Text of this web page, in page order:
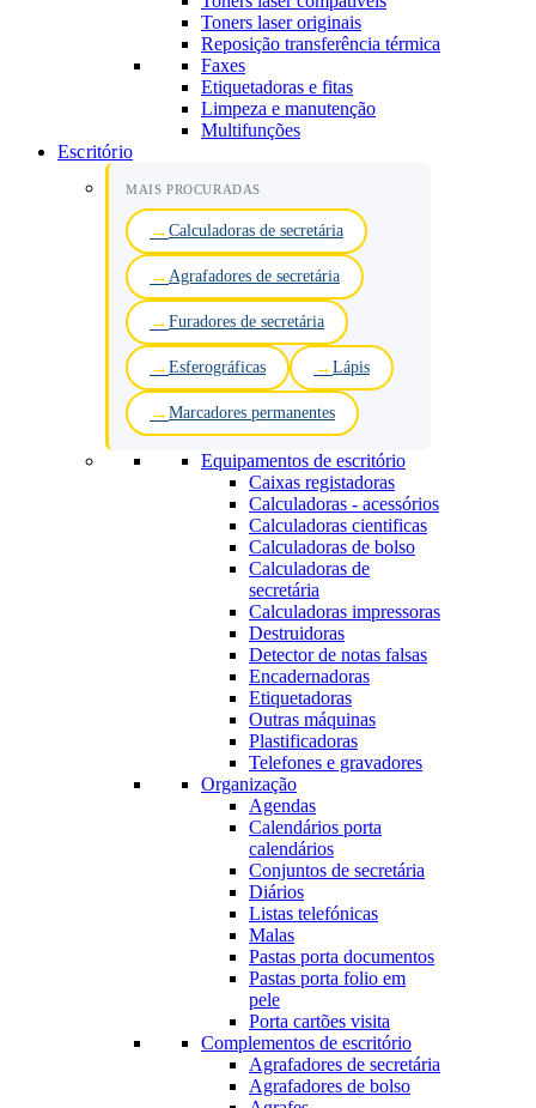
Toners laser originais
Reposição transferência térmica
Faxes
Etiquetadoras e fitas
Limpeza e manutenção
Multifunções
Escritório
MAIS PROCURADAS
Calculadoras de secretária
Agrafadores de secretária
Furadores de secretária
Esferográficas Lápis
Marcadores permanentes
Equipamentos de escritório
Caixas registadoras
Calculadoras - acessórios
Calculadoras cientificas
Calculadoras de bolso
Calculadoras de
secretária
Calculadoras impressoras
Destruidoras
Detector de notas falsas
Encadernadoras
Etiquetadoras
Outras máquinas
Plastificadoras
Telefones e gravadores
Organização
Agendas
Calendários porta
calendários
Conjuntos de secretária
Diários
Listas telefónicas
Malas
Pastas porta documentos
Pastas porta folio em
pele
Porta cartões visita
Complementos de escritório
Agrafadores de secretária
Agrafadores de bolso